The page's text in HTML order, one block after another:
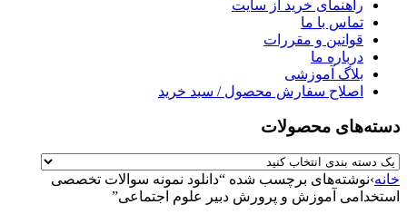
راهنمای خرید از سایت
تماس با ما
قوانین و مقررات
درباره ما
بلاگ آموزشی
اصلاح سفارش محصول / سبد خرید
دسته‌های محصولات
خانه›نوشته‌های برچسب شده “دانلود نمونه سوالات تخصصی
استخدامی آموزش و پرورش دبیر علوم اجتماعی”